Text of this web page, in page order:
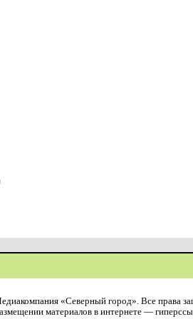
«Северный город». Все права
материалов в интернете —